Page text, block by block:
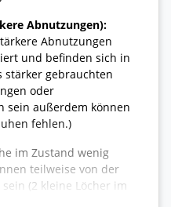
Abnutzungen):
Abnutzungen
und befinden sich in
stärker gebrauchten
oder
sein außerdem können
fehlen.)
im Zustand wenig
teilweise von der
(2 kleine Löcher im